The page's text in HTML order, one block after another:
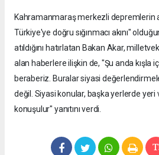
Kahramanmaraş merkezli depremlerin
Türkiye'ye doğru sığınmacı akını"
atıldığını hatırlatan Bakan Akar,
alan haberlere ilişkin de, "Şu anda kışla
beraberiz. Buralar siyasi
değil. Siyasi konular, başka yerlerde yeri
konuşulur" yanıtını verdi.